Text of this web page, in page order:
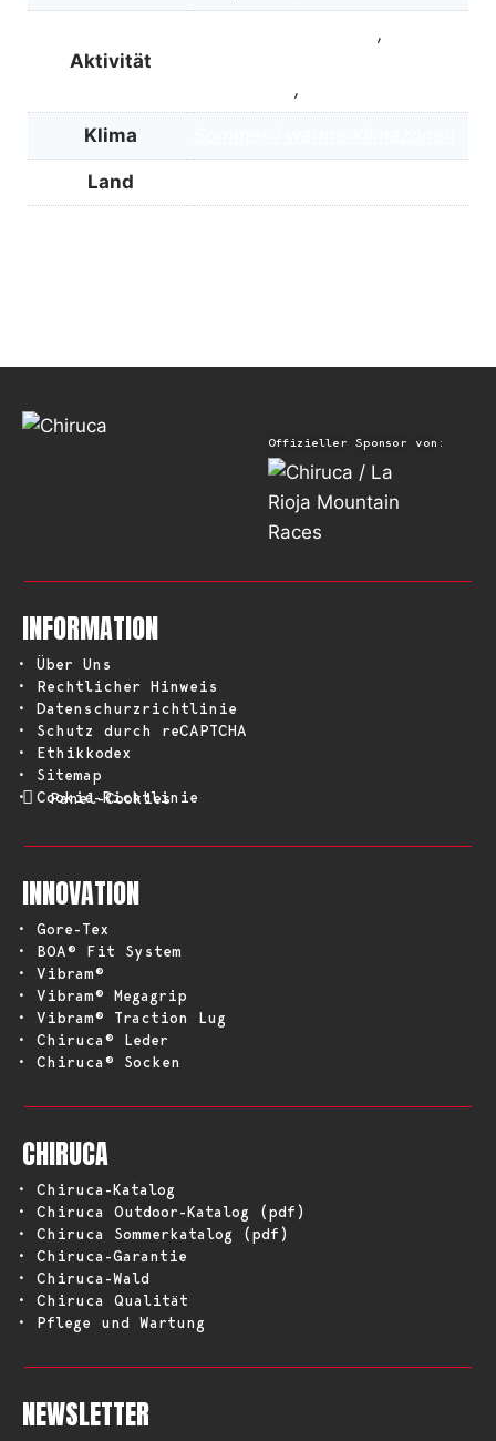
Aktivität
,
,
Klima
Land
Offizieller Sponsor von:
INFORMATION
• Über Uns
• Rechtlicher Hinweis
• Datenschurzrichtlinie
• Schutz durch reCAPTCHA
• Ethikkodex
• Sitemap
• Cookie-Richtlinie
Panel-Cookies
INNOVATION
• Gore-Tex
• BOA® Fit System
• Vibram®
• Vibram® Megagrip
• Vibram® Traction Lug
• Chiruca® Leder
• Chiruca® Socken
CHIRUCA
• Chiruca-Katalog
• Chiruca Outdoor-Katalog (pdf)
• Chiruca Sommerkatalog (pdf)
• Chiruca-Garantie
• Chiruca-Wald
• Chiruca Qualität
• Pflege und Wartung
NEWSLETTER